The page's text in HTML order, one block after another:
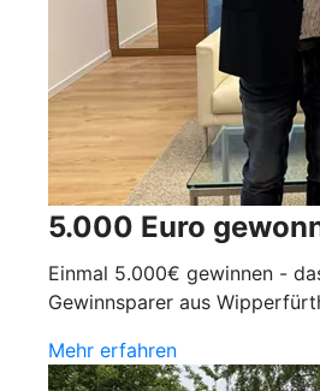
5.000 Euro
Einmal 5.000€ gewinnen -
Gewinnsparer aus
Mehr erfahren